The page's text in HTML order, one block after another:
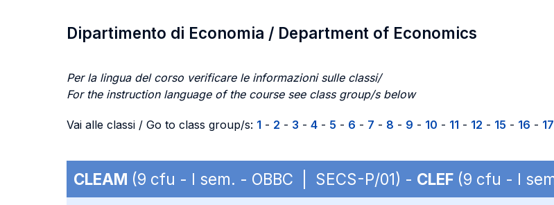
Dipartimento di Economia / Department of Economics
Per la lingua del corso verificare le informazioni sulle classi/
For the instruction language of the course see class group/s below
Vai alle classi / Go to class group/s: 1 - 2 - 3 - 4 - 5 - 6 - 7 - 8 - 9 - 10 - 11 - 12 - 15 - 16 - 17
CLEAM (9 cfu - I sem. - OBBC | SECS-P/01) - CLEF (9 cfu - I